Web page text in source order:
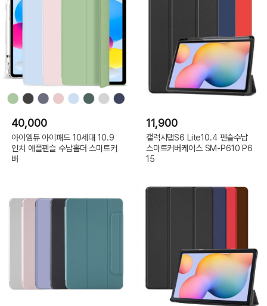
40,000
아이엠듀 아이패드 10세대 10.9
인치 애플펜슬 수납홀더 스마트커
버
11,900
갤럭시탭S6 Lite10.4 펜슬수납
스마트커버케이스 SM-P610 P6
15